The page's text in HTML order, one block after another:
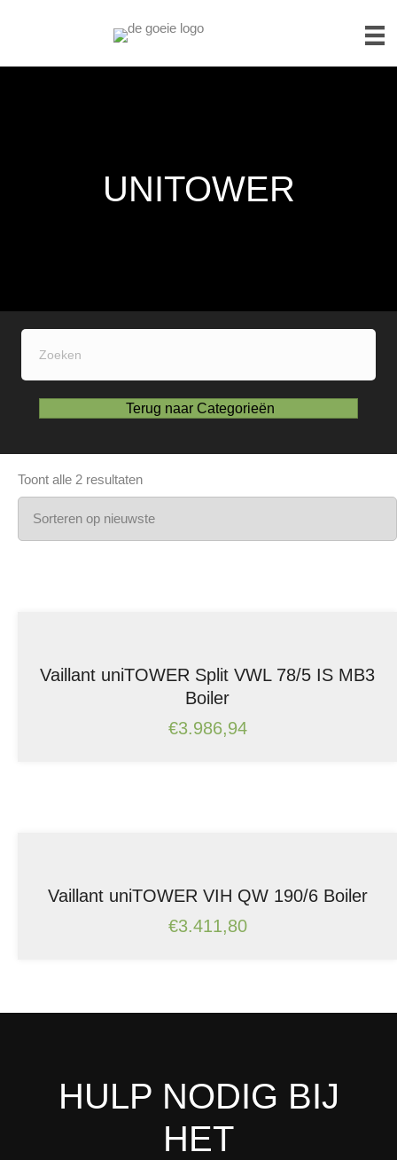
UNITOWER
Terug naar Categorieën
Toont alle 2 resultatenGesorteerd
op
Vaillant uniTOWER Split VWL 78/5 IS MB3
Boiler
€3.986,94
Vaillant uniTOWER VIH QW 190/6 Boiler
€3.411,80
HULP NODIG BIJ
HET